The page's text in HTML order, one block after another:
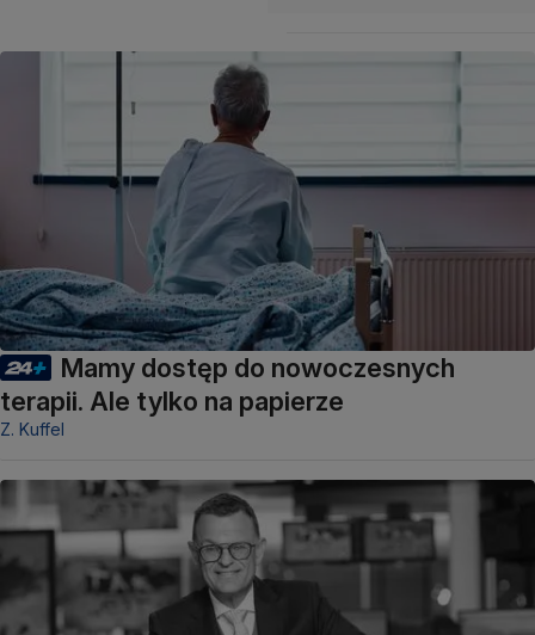
Mamy dostęp do nowoczesnych
terapii. Ale tylko na papierze
Z. Kuffel